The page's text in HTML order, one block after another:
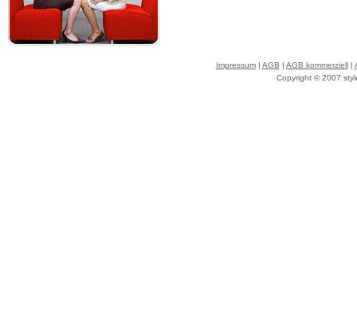
Impressum| AGB | AGB kommerziell|
Copyright © 2007